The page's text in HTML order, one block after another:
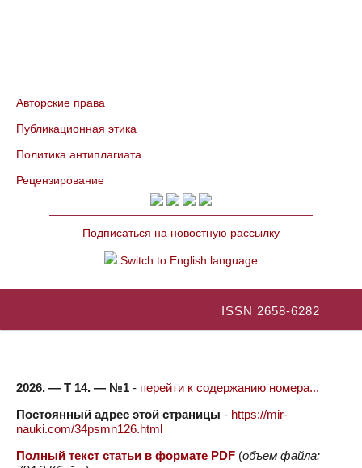
Авторские права
Публикационная этика
Политика антиплагиата
Рецензирование
Подписаться на новостную рассылку
Switch to English language
ISSN 2658-6282
2026. — Т 14. — №1 - перейти к содержанию номера...
Постоянный адрес этой страницы - https://mir-
nauki.com/34psmn126.html
Полный текст статьи в формате PDF (объем файла: